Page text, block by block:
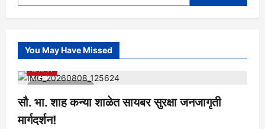
You May Have Missed
1 minute read
आरोग्य क्रीडा ताज्या बातम्या
सौ. भा. शाह कन्या शाळेत सायबर सुरक्षा जनजागृती
मार्गदर्शन!